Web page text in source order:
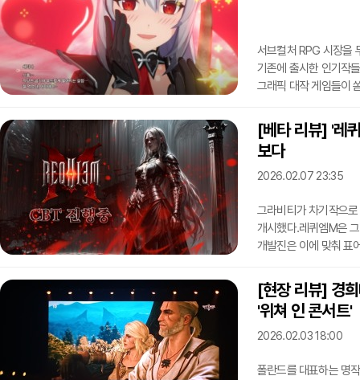
서브컬처 RPG 시장을
기존에 출시한 인기작
그래픽 대작 게임들이
2월 국내 출시를 앞두
자리잡을 수 있느냐가 게임의 성패를 좌우할 전망이다.NHN은 경기도 판교 사옥
플레이뮤지엄에서 지
상대로 출시를 앞둔 어
[베타 리뷰] '레
보다
2026.02.07 23:35
그라비티가 차기작으
개시했다.레퀴엠M은
개발진은 이에 맞춰 표
등 원작의 핵심 요소를
나쁜 의미로도 2007년
폴리곤 그래픽, 부족한
RPG에서나 볼 수 있
[현장 리뷰] 경
'위쳐 인 콘서트'
2026.02.03 18:00
폴란드를 대표하는 명